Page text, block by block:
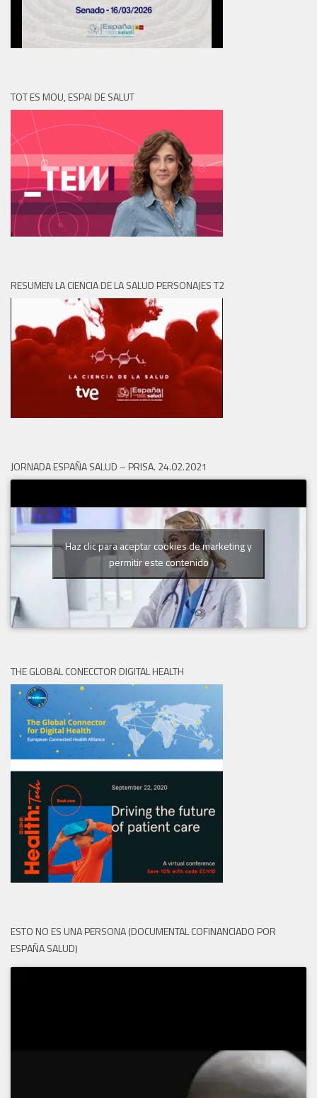
TOT ES MOU, ESPAI DE SALUT
RESUMEN LA CIENCIA DE LA SALUD PERSONAJES T2
JORNADA ESPAÑA SALUD – PRISA. 24.02.2021
Haz clic para aceptar cookies de marketing y
permitir este contenido
THE GLOBAL CONECCTOR DIGITAL HEALTH
ESTO NO ES UNA PERSONA (DOCUMENTAL COFINANCIADO POR
ESPAÑA SALUD)